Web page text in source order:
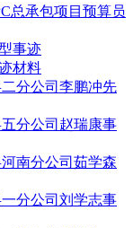
总承包项目预算员
事迹
材料
分公司李鹏冲先
分公司赵瑞康事
南分公司茹学森
分公司刘学志事